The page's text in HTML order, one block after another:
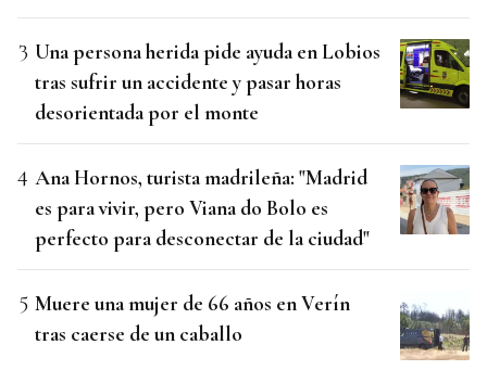
Una persona herida pide ayuda en Lobios
tras sufrir un accidente y pasar horas
desorientada por el monte
Ana Hornos, turista madrileña: "Madrid
es para vivir, pero Viana do Bolo es
perfecto para desconectar de la ciudad"
Muere una mujer de 66 años en Verín
tras caerse de un caballo